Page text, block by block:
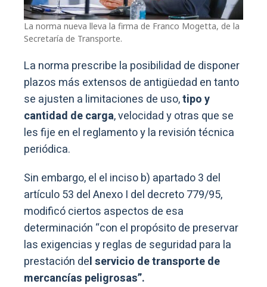
La norma nueva lleva la firma de Franco Mogetta, de la
Secretaría de Transporte.
La norma prescribe la posibilidad de disponer
plazos más extensos de antigüedad en tanto
se ajusten a limitaciones de uso,tipo y
cantidad de carga, velocidad y otras que se
les fije en el reglamento y la revisión técnica
periódica.
Sin embargo, el el inciso b) apartado 3 del
artículo 53 del Anexo I del decreto 779/95,
modificó ciertos aspectos de esa
determinación “con el propósito de preservar
las exigencias y reglas de seguridad para la
prestación del servicio de transporte de
mercancías peligrosas”.